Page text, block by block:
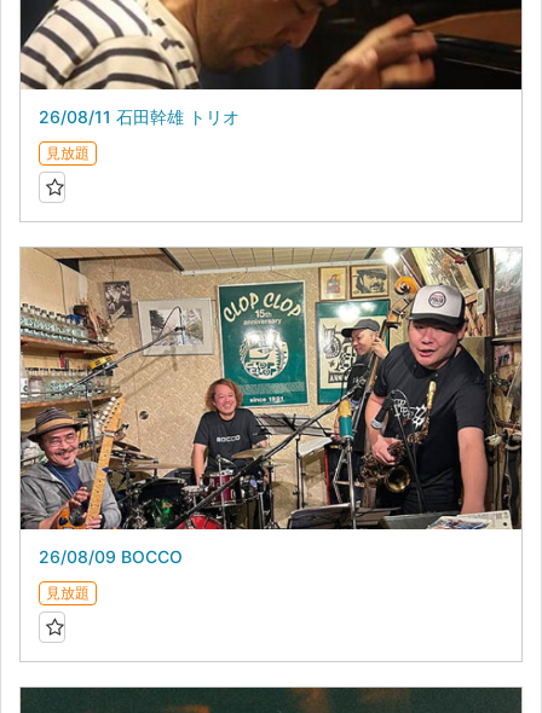
26/08/11 石田幹雄 トリオ
見放題
26/08/09 BOCCO
見放題